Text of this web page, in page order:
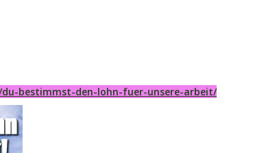
bestimmst-den-lohn-fuer-unsere-arbeit/